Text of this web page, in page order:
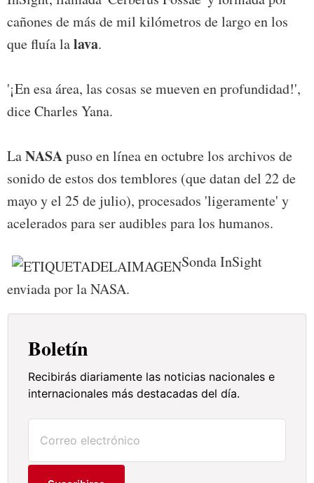
cañones de más de mil kilómetros de largo en los
que fluía lalava.
'¡En esa área, las cosas se mueven en profundidad!',
dice Charles Yana.
LaNASApuso en línea en octubre los archivos de
sonido de estos dos temblores (que datan del 22 de
mayo y el 25 de julio), procesados 'ligeramente' y
acelerados para ser audibles para los humanos.
Sonda InSight
enviada por la NASA.
Boletín
Recibirás diariamente las noticias nacionales e
internacionales más destacadas del día.